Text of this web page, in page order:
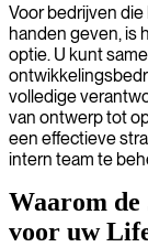
Voor bedrijven
handen geven, is
optie. U kunt
volledige
van ontwerp tot
een effectieve
intern team te
Waarom de
voor uw